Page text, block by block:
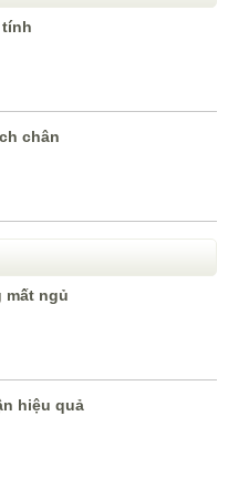
tính
chân
mất ngủ
hiệu quả